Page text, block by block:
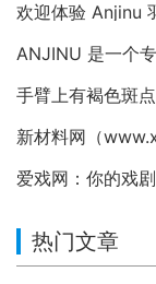
欢迎体验 Anjinu
ANJINU 是一个
手臂上有褐色斑
新材料网（
爱戏网：你的戏
热门文章